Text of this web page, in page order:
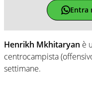
Entra
Henrikh Mkhitaryan è
centrocampista
settimane.